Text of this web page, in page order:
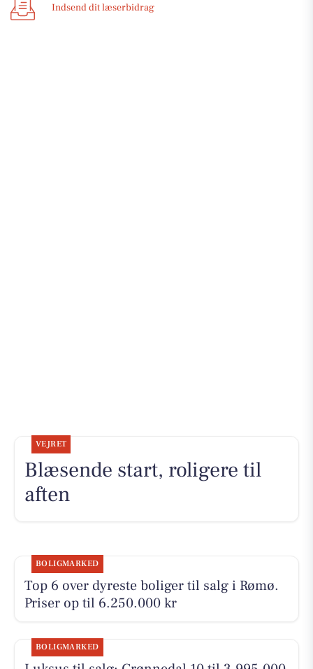
Indsend dit læserbidrag
VEJRET
Blæsende start, roligere til
aften
BOLIGMARKED
Top 6 over dyreste boliger til salg i Rømø.
Priser op til 6.250.000 kr
BOLIGMARKED